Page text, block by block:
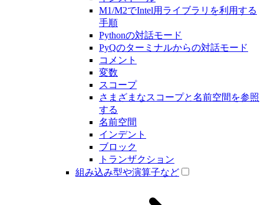
M1/M2でIntel用ライブラリを利用する
手順
Pythonの対話モード
PyQのターミナルからの対話モード
コメント
変数
スコープ
さまざまなスコープと名前空間を参照
する
名前空間
インデント
ブロック
トランザクション
組み込み型や演算子など